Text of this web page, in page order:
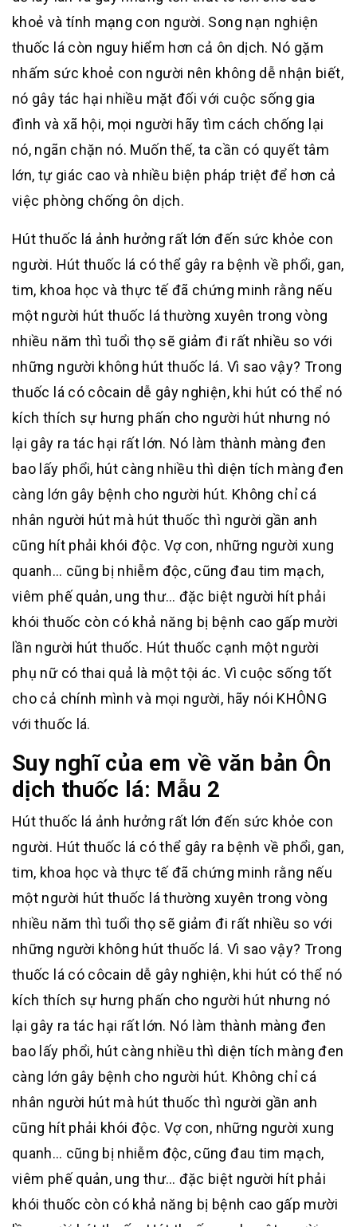
khoẻ và tính mạng con người. Song nạn nghiện
thuốc lá còn nguy hiểm hơn cả ôn dịch. Nó gặm
nhấm sức khoẻ con người nên không dễ nhận biết,
nó gây tác hại nhiều mặt đối với cuộc sống gia
đình và xã hội, mọi người hãy tìm cách chống lại
nó, ngãn chặn nó. Muốn thế, ta cần có quyết tâm
lớn, tự giác cao và nhiều biện pháp triệt để hơn cả
việc phòng chống ôn dịch.
Hút thuốc lá ảnh hưởng rất lớn đến sức khỏe con
người. Hút thuốc lá có thể gây ra bệnh về phổi, gan,
tim, khoa học và thực tế đã chứng minh rằng nếu
một người hút thuốc lá thường xuyên trong vòng
nhiều năm thì tuổi thọ sẽ giảm đi rất nhiều so với
những người không hút thuốc lá. Vì sao vậy? Trong
thuốc lá có côcain dễ gây nghiện, khi hút có thể nó
kích thích sự hưng phấn cho người hút nhưng nó
lại gây ra tác hại rất lớn. Nó làm thành màng đen
bao lấy phổi, hút càng nhiều thì diện tích màng đen
càng lớn gây bệnh cho người hút. Không chỉ cá
nhân người hút mà hút thuốc thì người gần anh
cũng hít phải khói độc. Vợ con, những người xung
quanh… cũng bị nhiễm độc, cũng đau tim mạch,
viêm phế quản, ung thư… đặc biệt người hít phải
khói thuốc còn có khả năng bị bệnh cao gấp mười
lần người hút thuốc. Hút thuốc cạnh một người
phụ nữ có thai quả là một tội ác. Vì cuộc sống tốt
cho cả chính mình và mọi người, hãy nói KHÔNG
với thuốc lá.
Suy nghĩ của em về văn bản Ôn
dịch thuốc lá: Mẫu 2
Hút thuốc lá ảnh hưởng rất lớn đến sức khỏe con
người. Hút thuốc lá có thể gây ra bệnh về phổi, gan,
tim, khoa học và thực tế đã chứng minh rằng nếu
một người hút thuốc lá thường xuyên trong vòng
nhiều năm thì tuổi thọ sẽ giảm đi rất nhiều so với
những người không hút thuốc lá. Vì sao vậy? Trong
thuốc lá có côcain dễ gây nghiện, khi hút có thể nó
kích thích sự hưng phấn cho người hút nhưng nó
lại gây ra tác hại rất lớn. Nó làm thành màng đen
bao lấy phổi, hút càng nhiều thì diện tích màng đen
càng lớn gây bệnh cho người hút. Không chỉ cá
nhân người hút mà hút thuốc thì người gần anh
cũng hít phải khói độc. Vợ con, những người xung
quanh… cũng bị nhiễm độc, cũng đau tim mạch,
viêm phế quản, ung thư… đặc biệt người hít phải
khói thuốc còn có khả năng bị bệnh cao gấp mười